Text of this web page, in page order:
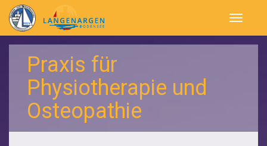
Praxis für
Physiotherapie und
Osteopathie